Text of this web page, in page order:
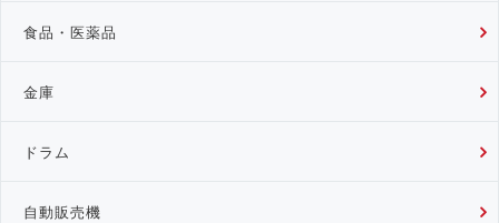
食品・医薬品
金庫
ドラム
自動販売機